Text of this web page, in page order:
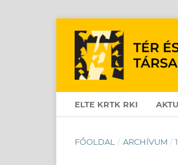
ELTE KRTK RKI
FŐOLDAL / ARCHÍVUM /